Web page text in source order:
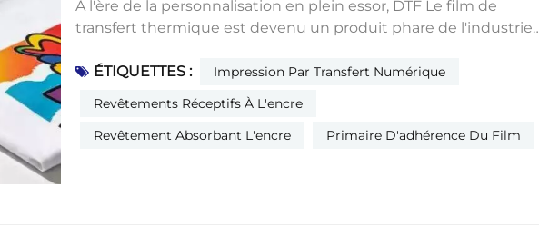
À l'ère de la personnalisation en plein essor, DTF Le film de
transfert thermique est devenu un produit phare de l'industrie
Cependant, face à la grande variété de produits disponibles sur
le marché (films à décollement à chaud, à froid, instantanés, etc.),
il est difficile de s'y retrouver.-double face-Comment choisissez-
vous de trouver le juste équilibre entre efficacité et qualité ?
ÉTIQUETTES :
Impression Par Transfert Numérique
Revêtements Réceptifs À L'encre
Revêtement Absorbant L'encre
Primaire D'adhérence Du Film